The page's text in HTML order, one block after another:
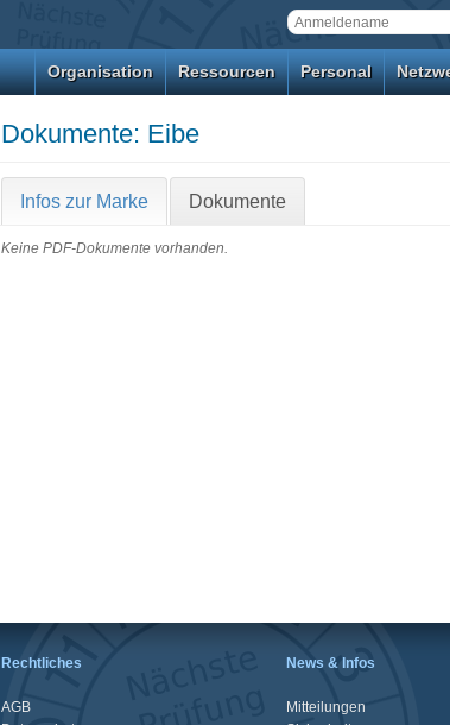
Organisation Ressourcen Personal
Dokumente: Eibe
Infos zur Marke Dokumente
Keine PDF-Dokumente vorhanden.
Rechtliches
AGB
News & Infos
Mitteilungen